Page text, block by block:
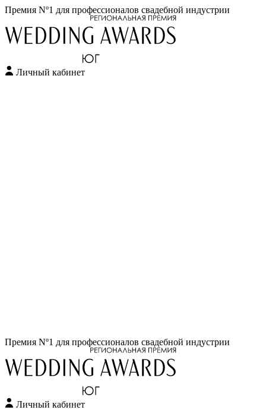
Премия Nº1 для профессионалов свадебной индустрии
Личный кабинет
Перейти
содержимому
Премия Nº1 для профессионалов свадебной индустрии
Личный кабинет